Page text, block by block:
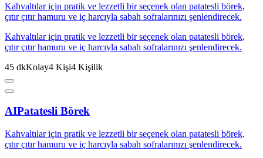
Kahvaltılar için pratik ve lezzetli bir seçenek olan patatesli börek,
çıtır çıtır hamuru ve iç harcıyla sabah sofralarınızı şenlendirecek.
Kahvaltılar için pratik ve lezzetli bir seçenek olan patatesli börek,
çıtır çıtır hamuru ve iç harcıyla sabah sofralarınızı şenlendirecek.
45 dkKolay4 Kişi4 Kişilik
AIPatatesli Börek
Kahvaltılar için pratik ve lezzetli bir seçenek olan patatesli börek,
çıtır çıtır hamuru ve iç harcıyla sabah sofralarınızı şenlendirecek.